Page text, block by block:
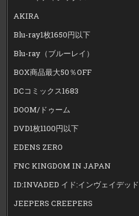
AKIRA
Blu-ray1枚1650円以下
Blu-ray（ブルーレイ）
BOX商品最大50％OFF
DCコミックス1683
DOOM/ドゥーム
DVD1枚1100円以下
EDENS ZERO
FNC KINGDOM IN JAPAN
ID:INVADED イド:インヴェイデッド
JEEPERS CREEPERS